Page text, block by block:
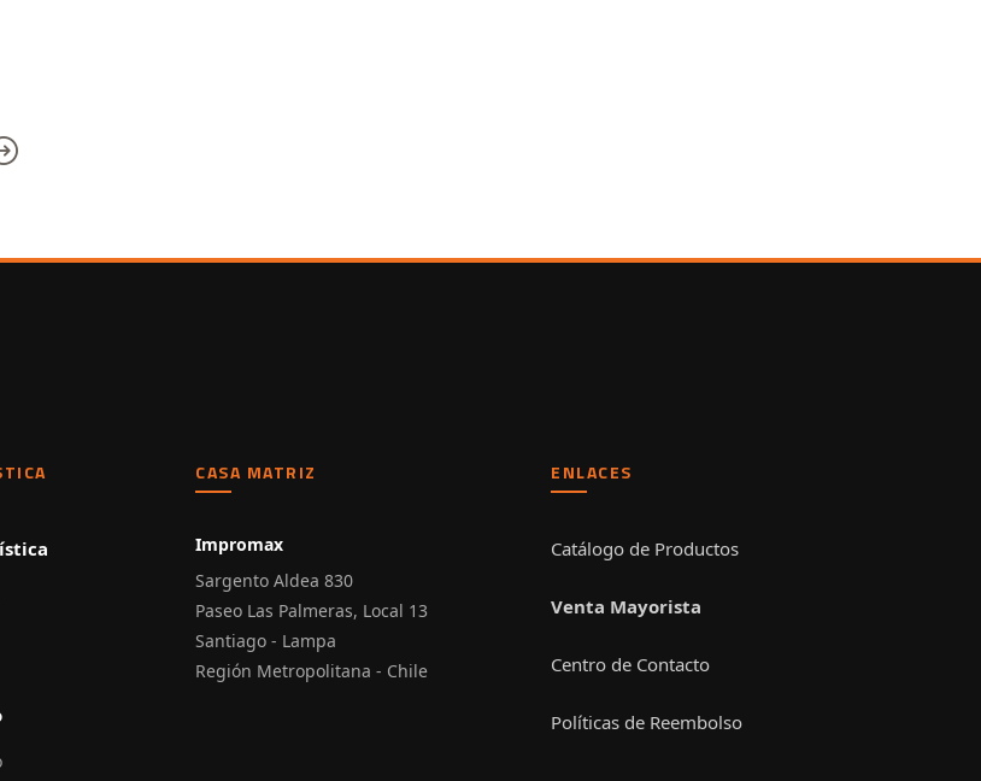
CASA MATRIZ
Impromax
Sargento Aldea 830
Paseo Las Palmeras, Local 13
Santiago - Lampa
Región Metropolitana - Chile
ENLACES
Catálogo de Productos
Venta Mayorista
Centro de Contacto
Políticas de Reembolso